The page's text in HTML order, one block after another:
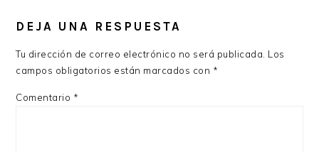
CON
LECTORES
DEJA UNA RESPUESTA
Tu dirección de correo electrónico no será publicada. Los
campos obligatorios están marcados con *
Comentario *